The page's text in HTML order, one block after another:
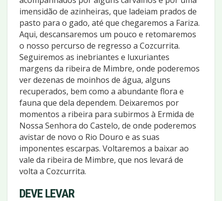
imensidão de azinheiras, que ladeiam prados de
pasto para o gado, até que chegaremos a Fariza.
Aqui, descansaremos um pouco e retomaremos
o nosso percurso de regresso a Cozcurrita.
Seguiremos as inebriantes e luxuriantes
margens da ribeira de Mimbre, onde poderemos
ver dezenas de moinhos de água, alguns
recuperados, bem como a abundante flora e
fauna que dela dependem. Deixaremos por
momentos a ribeira para subirmos à Ermida de
Nossa Senhora do Castelo, de onde poderemos
avistar de novo o Rio Douro e as suas
imponentes escarpas. Voltaremos a baixar ao
vale da ribeira de Mimbre, que nos levará de
volta a Cozcurrita.
DEVE LEVAR